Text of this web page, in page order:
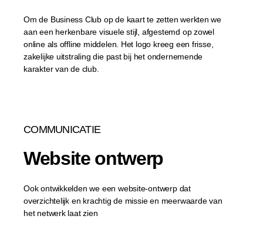
Om de Business Club op de kaart te zetten werkten we
aan een herkenbare visuele stijl, afgestemd op zowel
online als offline middelen. Het logo kreeg een frisse,
zakelijke uitstraling die past bij het ondernemende
karakter van de club.
COMMUNICATIE
Website ontwerp
Ook ontwikkelden we een website-ontwerp dat
overzichtelijk en krachtig de missie en meerwaarde van
het netwerk laat zien